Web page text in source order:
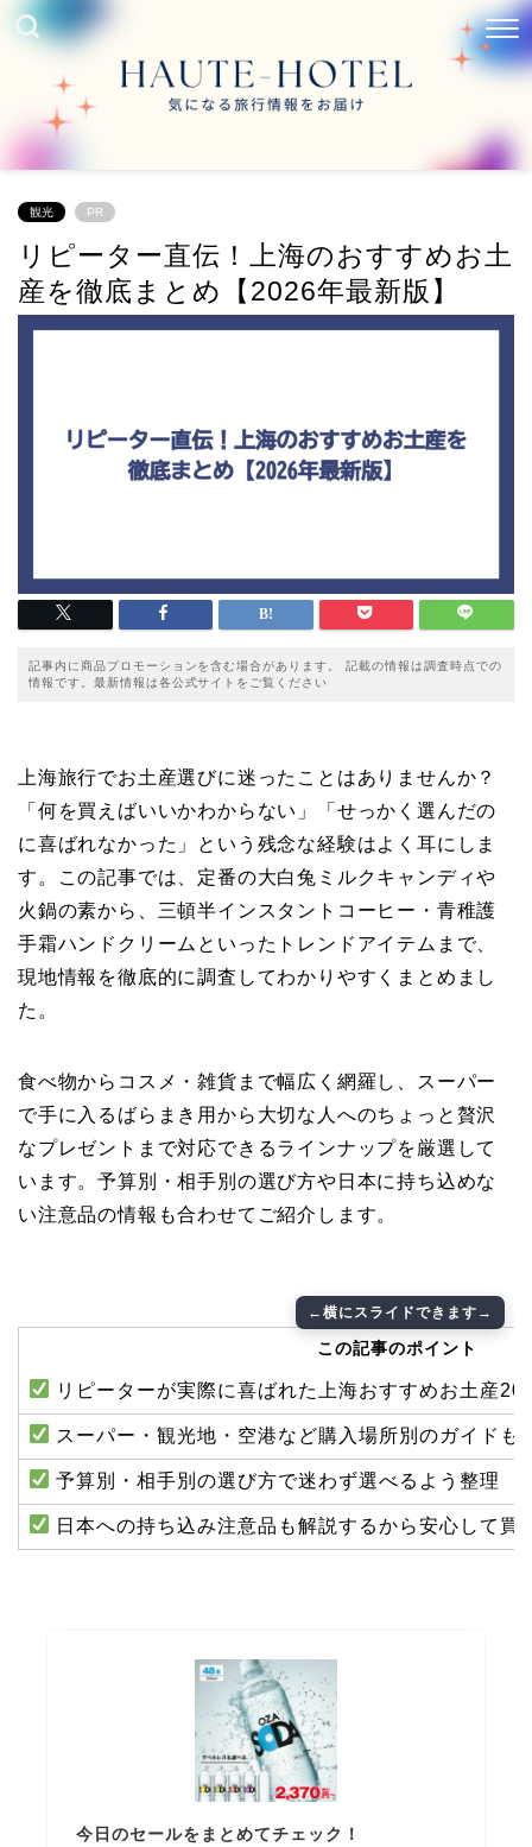
観光 PR
リピーター直伝！上海のおすすめお土
産を徹底まとめ【2026年最新版】
記事内に商品プロモーションを含む場合があります。 記載の情報は調査時点での
情報です。最新情報は各公式サイトをご覧ください
上海旅行でお土産選びに迷ったことはありませんか？
「何を買えばいいかわからない」「せっかく選んだの
に喜ばれなかった」という残念な経験はよく耳にしま
す。この記事では、定番の大白兔ミルクキャンディや
火鍋の素から、三頓半インスタントコーヒー・青稚護
手霜ハンドクリームといったトレンドアイテムまで、
現地情報を徹底的に調査してわかりやすくまとめまし
た。
食べ物からコスメ・雑貨まで幅広く網羅し、スーパー
で手に入るばらまき用から大切な人へのちょっと贅沢
なプレゼントまで対応できるラインナップを厳選して
います。予算別・相手別の選び方や日本に持ち込めな
い注意品の情報も合わせてご紹介します。
この記事のポイント
リピーターが実際に喜ばれた上海おすすめお土産20
スーパー・観光地・空港など購入場所別のガイドも
予算別・相手別の選び方で迷わず選べるよう整理
日本への持ち込み注意品も解説するから安心して買
今日のセールをまとめてチェック！